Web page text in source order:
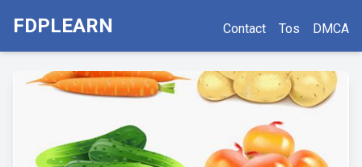
FDPLEARN Contact Tos DMCA